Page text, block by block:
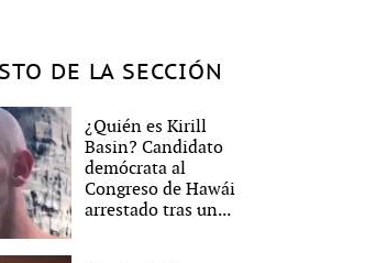
DE LA SECCIÓN
¿Quién es Kirill
Basin? Candidato
demócrata al
Congreso de Hawái
arrestado tras un...